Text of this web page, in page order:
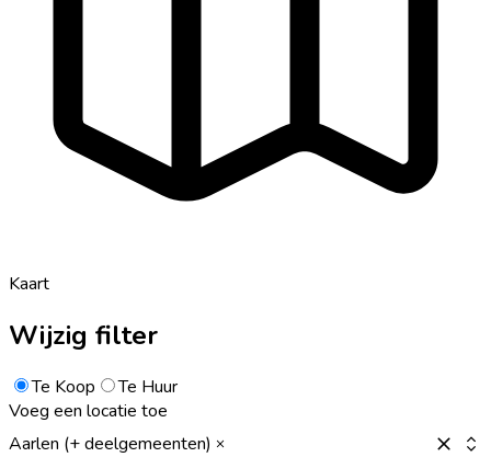
Kaart
Wijzig filter
Te Koop
Te Huur
Voeg een locatie toe
Aarlen (+ deelgemeenten)